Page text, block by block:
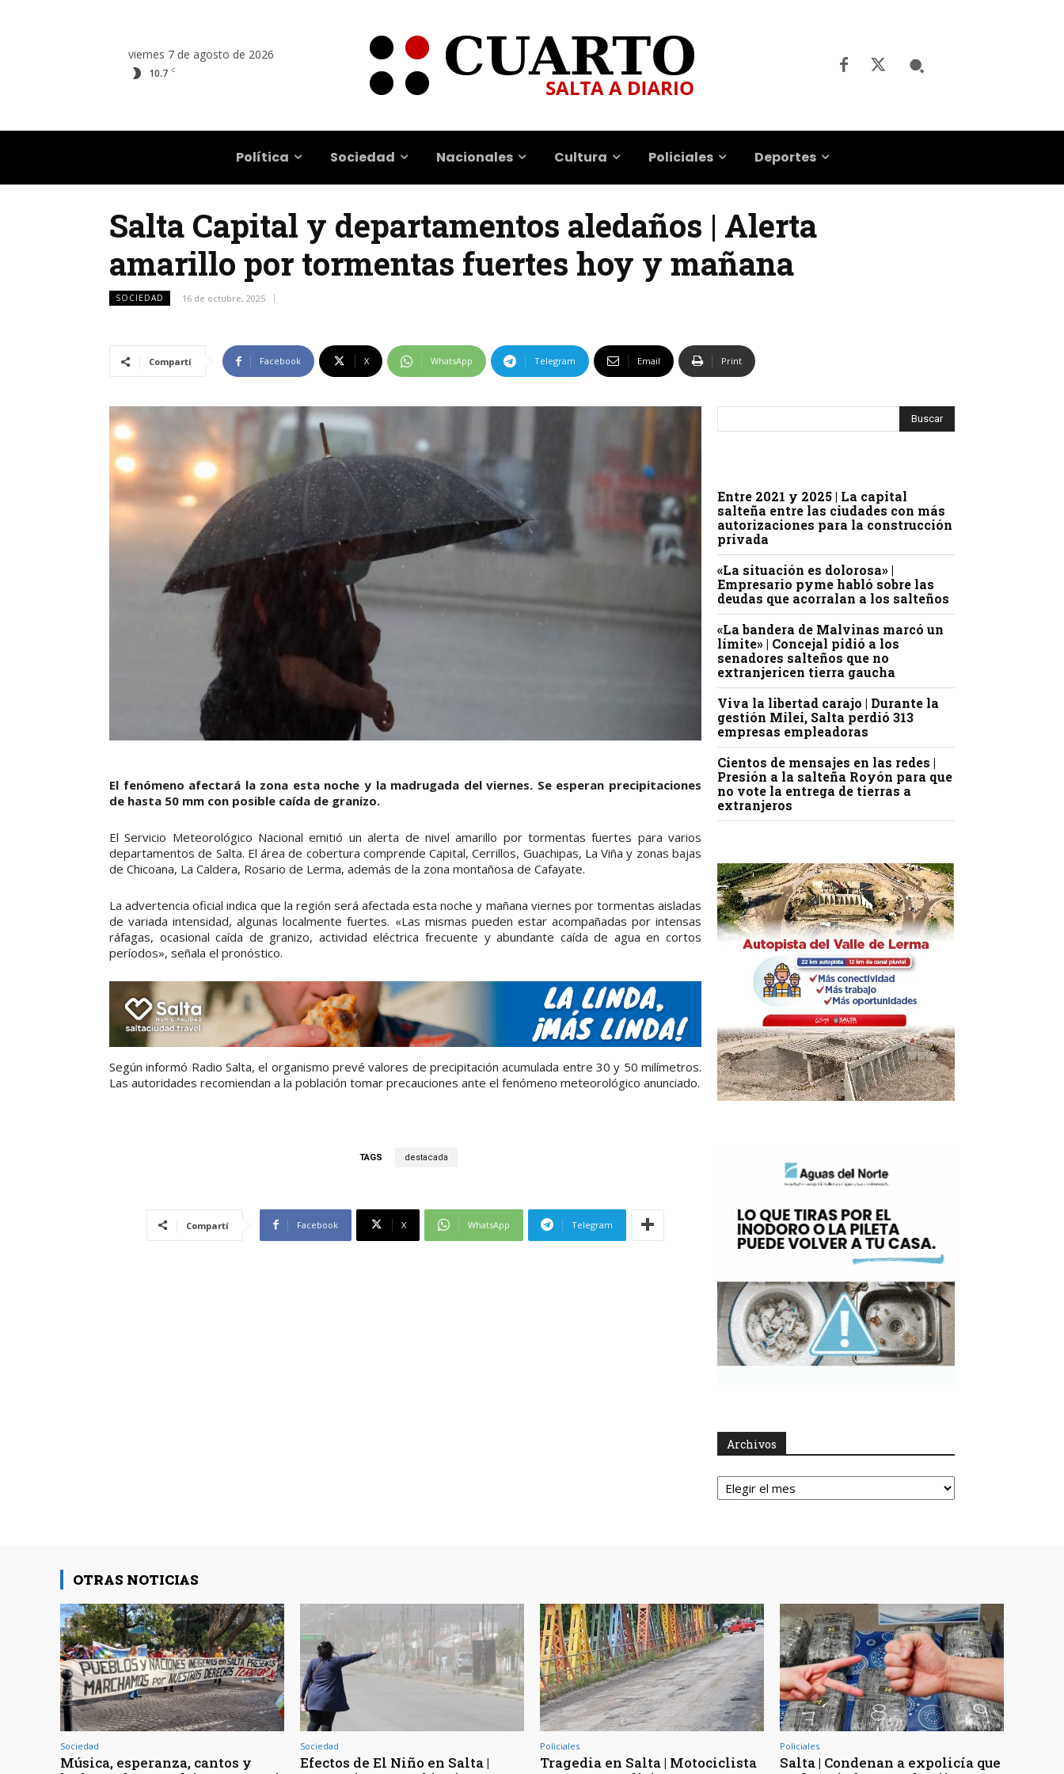
viernes 7 de agosto de 2026
10.7 C
Política Sociedad Nacionales Cultura Policiales Deportes
Salta Capital y departamentos aledaños | Alerta
amarillo por tormentas fuertes hoy y mañana
SOCIEDAD 16 de octubre, 2025
Compartí Facebook X WhatsApp Telegram Email Print
El fenómeno afectará la zona esta noche y la madrugada del viernes. Se esperan precipitaciones
de hasta 50 mm con posible caída de granizo.
El Servicio Meteorológico Nacional emitió un alerta de nivel amarillo por tormentas fuertes para varios
departamentos de Salta. El área de cobertura comprende Capital, Cerrillos, Guachipas, La Viña y zonas bajas
de Chicoana, La Caldera, Rosario de Lerma, además de la zona montañosa de Cafayate.
La advertencia oficial indica que la región será afectada esta noche y mañana viernes por tormentas aisladas
de variada intensidad, algunas localmente fuertes. «Las mismas pueden estar acompañadas por intensas
ráfagas, ocasional caída de granizo, actividad eléctrica frecuente y abundante caída de agua en cortos
períodos», señala el pronóstico.
Según informó Radio Salta, el organismo prevé valores de precipitación acumulada entre 30 y 50 milímetros.
Las autoridades recomiendan a la población tomar precauciones ante el fenómeno meteorológico anunciado.
TAGS destacada
Compartí Facebook X WhatsApp Telegram
Entre 2021 y 2025 | La capital
salteña entre las ciudades con más
autorizaciones para la construcción
privada
«La situación es dolorosa» |
Empresario pyme habló sobre las
deudas que acorralan a los salteños
«La bandera de Malvinas marcó un
límite» | Concejal pidió a los
senadores salteños que no
extranjericen tierra gaucha
Viva la libertad carajo | Durante la
gestión Milei, Salta perdió 313
empresas empleadoras
Cientos de mensajes en las redes |
Presión a la salteña Royón para que
no vote la entrega de tierras a
extranjeros
Archivos
Archivos
OTRAS NOTICIAS
Sociedad
Música, esperanza, cantos y
Sociedad
Efectos de El Niño en Salta |
Policiales
Tragedia en Salta | Motociclista
Policiales
Salta | Condenan a expolicía que